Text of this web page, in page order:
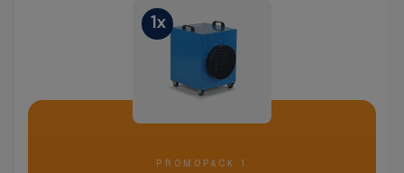
1x
PROMOPACK 1